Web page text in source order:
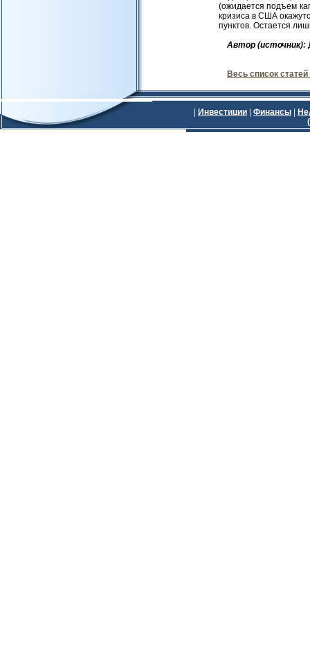
(ожидается подъем
кризиса в США
пунктов. Остается
Автор (источник):
Весь список статей
Инвестиции Финансы